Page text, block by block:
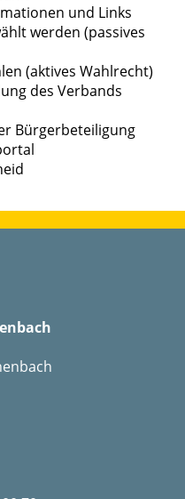
und Links
werden (passives
(aktives Wahlrecht)
des Verbands
Bürgerbeteiligung